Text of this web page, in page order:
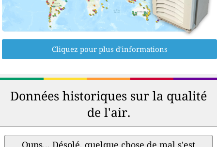
Cliquez pour plus d'informations
Données historiques sur la qualité
de l'air.